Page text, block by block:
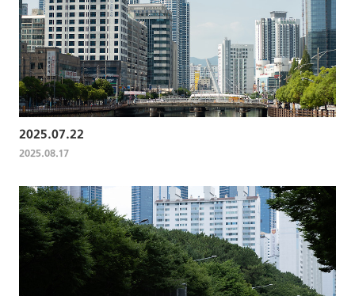
2025.07.22
2025.08.17